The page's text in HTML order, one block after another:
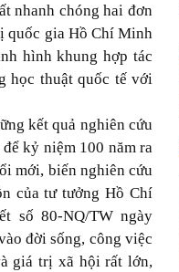
nhanh chóng hai đơn
quốc gia Hồ Chí Minh
hình khung hợp tác
học thuật quốc tế với
kết quả nghiên cứu
kỷ niệm 100 năm ra
mới, biến nghiên cứu
của tư tưởng Hồ Chí
số 80-NQ/TW ngày
đời sống, công việc
giá trị xã hội rất lớn,